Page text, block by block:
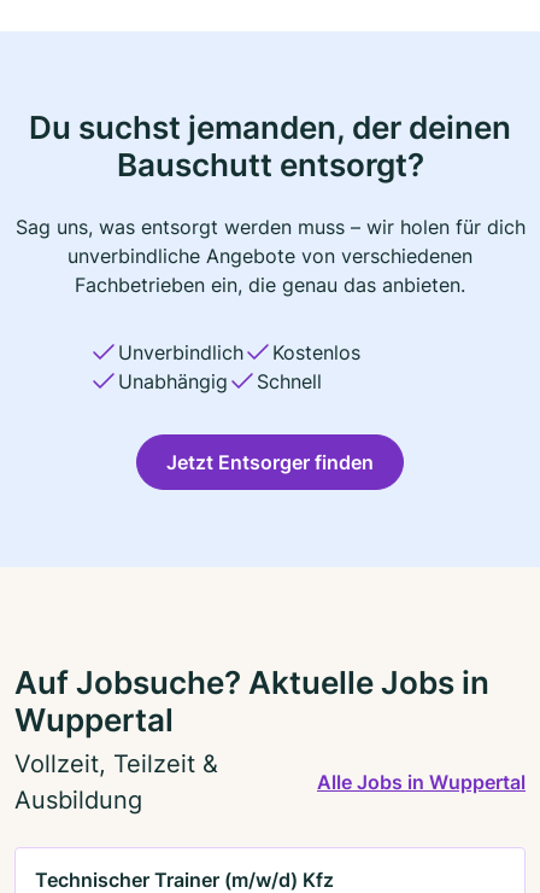
Du suchst jemanden, der deinen
Bauschutt entsorgt?
Sag uns, was entsorgt werden muss – wir holen für dich
unverbindliche Angebote von verschiedenen
Fachbetrieben ein, die genau das anbieten.
Unverbindlich
Kostenlos
Unabhängig
Schnell
Jetzt Entsorger finden
Auf Jobsuche? Aktuelle Jobs in
Wuppertal
Vollzeit, Teilzeit &
Ausbildung
Alle Jobs in Wuppertal
Technischer Trainer (m/w/d) Kfz